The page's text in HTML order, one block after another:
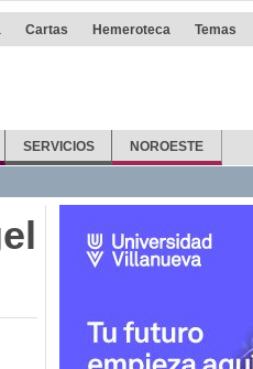
Cartas Hemeroteca Temas
SERVICIOS NOROESTE